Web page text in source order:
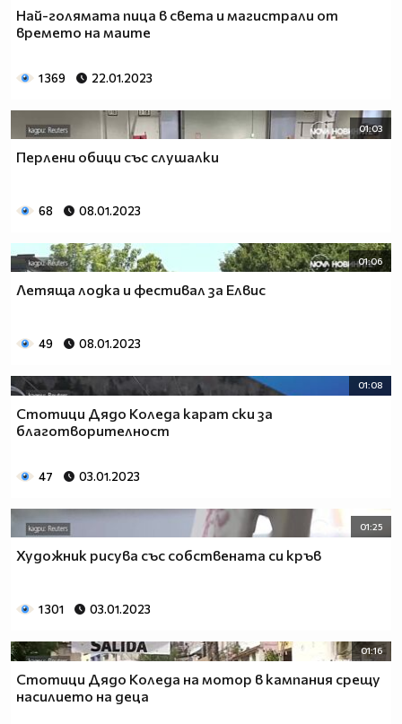
Най-голямата пица в света и магистрали от
времето на маите
1 369 22.01.2023
01:03
Перлени обици със слушалки
68 08.01.2023
01:06
Летяща лодка и фестивал за Елвис
49 08.01.2023
01:08
Стотици Дядо Коледа карат ски за
благотворителност
47 03.01.2023
01:25
Художник рисува със собствената си кръв
1 301 03.01.2023
01:16
Стотици Дядо Коледа на мотор в кампания срещу
насилието на деца